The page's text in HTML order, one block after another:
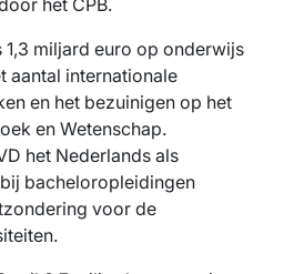
het CPB.
1,3 miljard euro op onderwijs
aantal internationale
en het bezuinigen op het
en Wetenschap.
het Nederlands als
bacheloropleidingen
voor de